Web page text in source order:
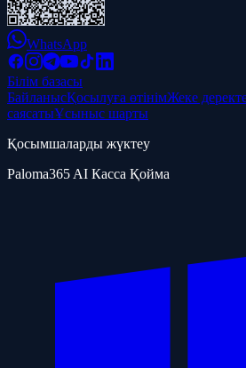
WhatsApp
Білім базасы
БайланысҚосылуға өтінімЖеке
саясатыҰсыныс шарты
Қосымшаларды жүктеу
Paloma365 AI Касса Қойма